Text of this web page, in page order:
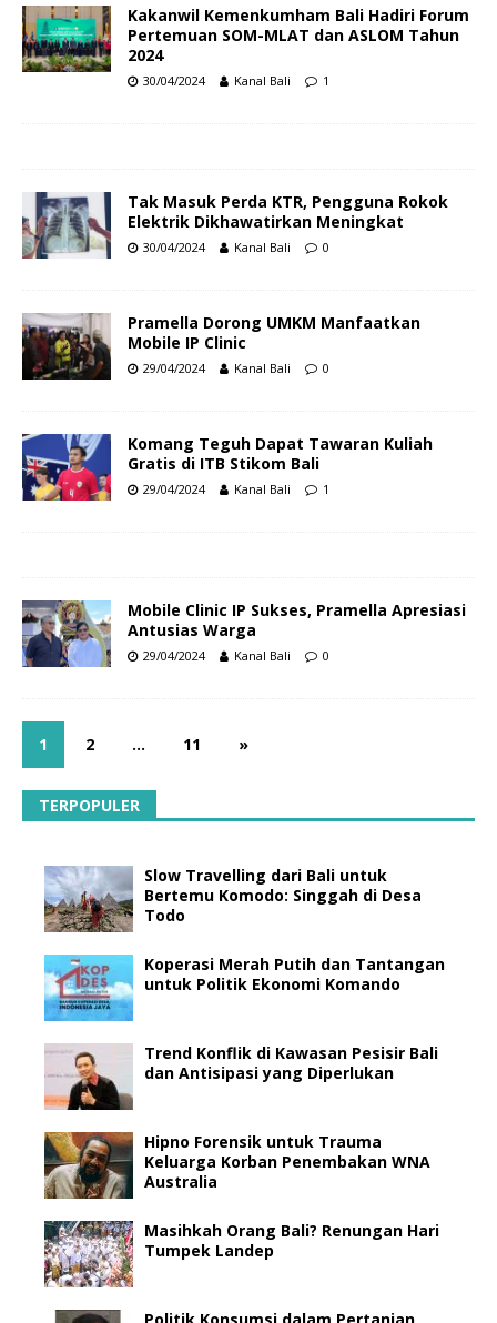
Kakanwil Kemenkumham Bali Hadiri Forum
Pertemuan SOM-MLAT dan ASLOM Tahun
2024
30/04/2024 Kanal Bali 1
Tak Masuk Perda KTR, Pengguna Rokok
Elektrik Dikhawatirkan Meningkat
30/04/2024 Kanal Bali 0
Pramella Dorong UMKM Manfaatkan
Mobile IP Clinic
29/04/2024 Kanal Bali 0
Komang Teguh Dapat Tawaran Kuliah
Gratis di ITB Stikom Bali
29/04/2024 Kanal Bali 1
Mobile Clinic IP Sukses, Pramella Apresiasi
Antusias Warga
29/04/2024 Kanal Bali 0
1 2 … 11 »
TERPOPULER
Slow Travelling dari Bali untuk
Bertemu Komodo: Singgah di Desa
Todo
Koperasi Merah Putih dan Tantangan
untuk Politik Ekonomi Komando
Trend Konflik di Kawasan Pesisir Bali
dan Antisipasi yang Diperlukan
Hipno Forensik untuk Trauma
Keluarga Korban Penembakan WNA
Australia
Masihkah Orang Bali? Renungan Hari
Tumpek Landep